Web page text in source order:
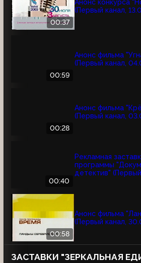
00:37
Анонс конкурса
(Первый канал,
00:59
Анонс фильма
(Первый канал,
00:28
Анонс фильма
(Первый канал,
00:40
Рекламная
программы
детектив"
00:58
Анонс фильма
(Первый канал,
ЗАСТАВКИ "ЗЕРКАЛЬНАЯ